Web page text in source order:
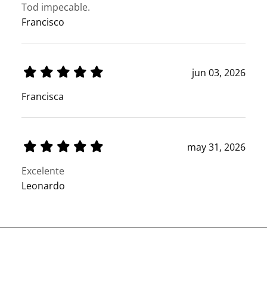
Tod impecable.
Francisco
jun 03, 2026
Francisca
may 31, 2026
Excelente
Leonardo